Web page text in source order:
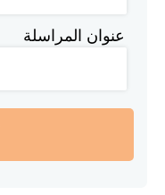
عنوان المراسلة